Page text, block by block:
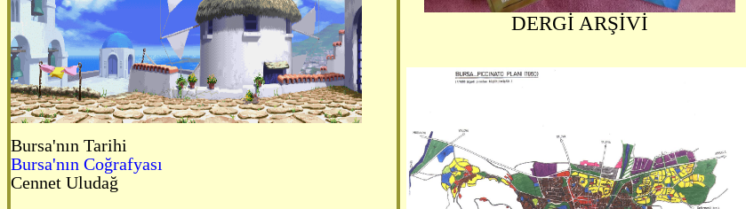
Bursa'nın Tarihi
Bursa'nın Coğrafyası
Cennet Uludağ
DERGİ ARŞİVİ